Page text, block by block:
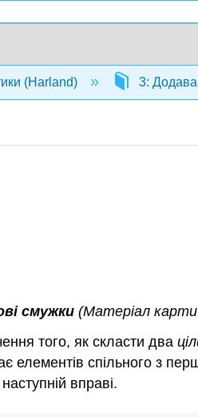
(Harland) 3:
смужки (Матеріал карти
того, як скласти два
елементів спільного з
вправі.